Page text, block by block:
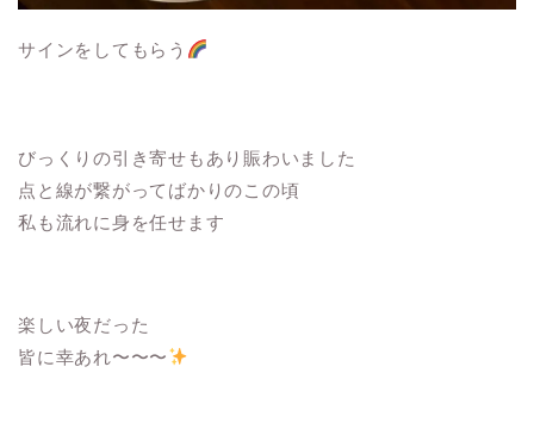
サインをしてもらう
びっくりの引き寄せもあり賑わいました
点と線が繋がってばかりのこの頃
私も流れに身を任せます
楽しい夜だった
皆に幸あれ〜〜〜